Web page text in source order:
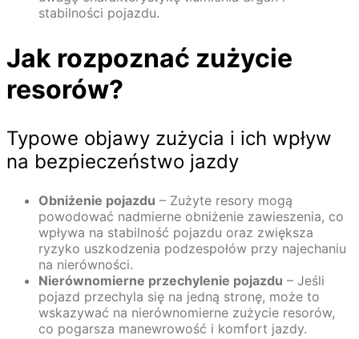
stabilności pojazdu.
Jak rozpoznać zużycie
resorów?
Typowe objawy zużycia i ich wpływ
na bezpieczeństwo jazdy
Obniżenie pojazdu – Zużyte resory mogą
powodować nadmierne obniżenie zawieszenia, co
wpływa na stabilność pojazdu oraz zwiększa
ryzyko uszkodzenia podzespołów przy najechaniu
na nierówności.
Nierównomierne przechylenie pojazdu – Jeśli
pojazd przechyla się na jedną stronę, może to
wskazywać na nierównomierne zużycie resorów,
co pogarsza manewrowość i komfort jazdy.